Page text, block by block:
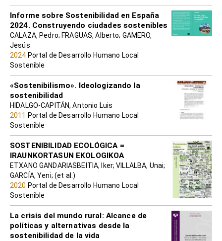
Informe sobre Sostenibilidad en España
2024. Construyendo ciudades sostenibles
CALAZA, Pedro; FRAGUAS, Alberto; GAMERO,
Jesús
2024 Portal de Desarrollo Humano Local
Sostenible
«Sostenibilismo». Ideologizando la
sostenibilidad
HIDALGO-CAPITÁN, Antonio Luis
2011 Portal de Desarrollo Humano Local
Sostenible
SOSTENIBILIDAD ECOLÓGICA =
IRAUNKORTASUN EKOLOGIKOA
ETXANO GANDARIASBEITIA, Iker; VILLALBA, Unai;
GARCÍA, Yeni; (et al.)
2020 Portal de Desarrollo Humano Local
Sostenible
La crisis del mundo rural: Alcance de
políticas y alternativas desde la
sostenibilidad de la vida